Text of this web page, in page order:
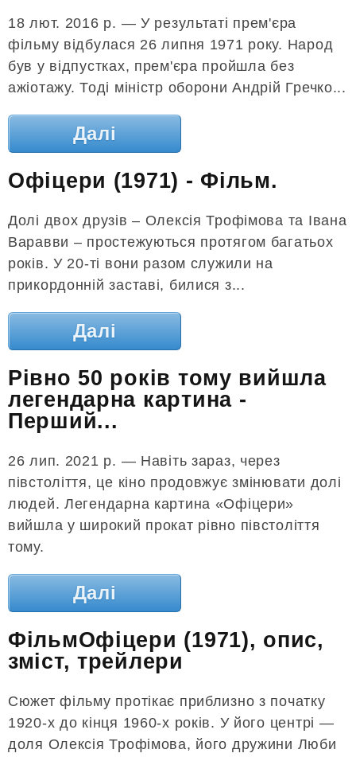
18 лют. 2016 р. — У результаті прем'єра
фільму відбулася 26 липня 1971 року. Народ
був у відпустках, прем'єра пройшла без
ажіотажу. Тоді міністр оборони Андрій Гречко...
Далі
Офіцери (1971) - Фільм.
Долі двох друзів – Олексія Трофімова та Івана
Варавви – простежуються протягом багатьох
років. У 20-ті вони разом служили на
прикордонній заставі, билися з...
Далі
Рівно 50 років тому вийшла
легендарна картина -
Перший...
26 лип. 2021 р. — Навіть зараз, через
півстоліття, це кіно продовжує змінювати долі
людей. Легендарна картина «Офіцери»
вийшла у широкий прокат рівно півстоліття
тому.
Далі
ФільмОфіцери (1971), опис,
зміст, трейлери
Сюжет фільму протікає приблизно з початку
1920-х до кінця 1960-х років. У його центрі —
доля Олексія Трофімова, його дружини Люби